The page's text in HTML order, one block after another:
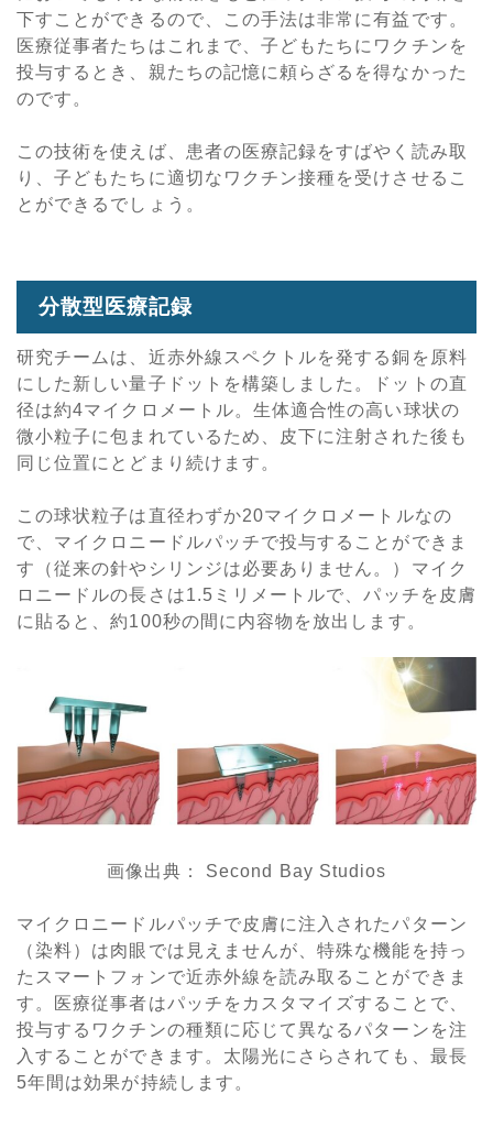
下すことができるので、この手法は非常に有益です。
医療従事者たちはこれまで、子どもたちにワクチンを
投与するとき、親たちの記憶に頼らざるを得なかった
のです。
この技術を使えば、患者の医療記録をすばやく読み取
り、子どもたちに適切なワクチン接種を受けさせるこ
とができるでしょう。
分散型医療記録
研究チームは、近赤外線スペクトルを発する銅を原料
にした新しい量子ドットを構築しました。ドットの直
径は約4マイクロメートル。生体適合性の高い球状の
微小粒子に包まれているため、皮下に注射された後も
同じ位置にとどまり続けます。
この球状粒子は直径わずか20マイクロメートルなの
で、マイクロニードルパッチで投与することができま
す（従来の針やシリンジは必要ありません。）マイク
ロニードルの長さは1.5ミリメートルで、パッチを皮膚
に貼ると、約100秒の間に内容物を放出します。
画像出典： Second Bay Studios
マイクロニードルパッチで皮膚に注入されたパターン
（染料）は肉眼では見えませんが、特殊な機能を持っ
たスマートフォンで近赤外線を読み取ることができま
す。医療従事者はパッチをカスタマイズすることで、
投与するワクチンの種類に応じて異なるパターンを注
入することができます。太陽光にさらされても、最長
5年間は効果が持続します。